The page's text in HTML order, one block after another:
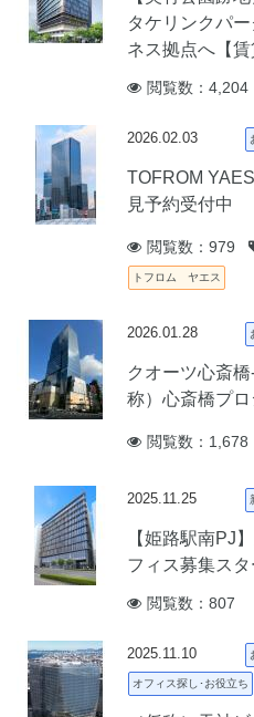
タケリンクパ
ネス拠点へ【賃
閲覧数：4,204
2026.02.03
TOFROM
見予約受付中
閲覧数：979
トフロム ヤエス
2026.01.28
クオーツ心斎
称）心斎橋プロ
閲覧数：1,678
2025.11.25
【姫路駅南PJ
フィス募集スタ
閲覧数：807
2025.11.10
オフィス探し･お役立ち